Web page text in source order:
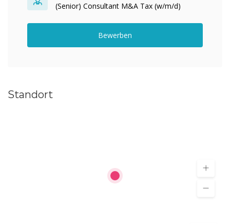
(Senior) Consultant M&A Tax (w/m/d)
Bewerben
Standort